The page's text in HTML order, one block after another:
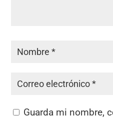
Guarda mi nombre,